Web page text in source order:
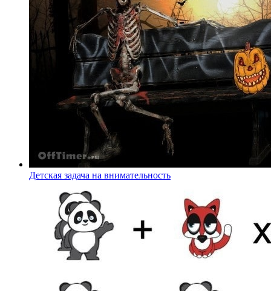
Детская задача на внимательность